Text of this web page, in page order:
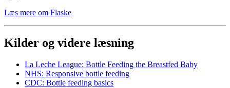
Læs mere om Flaske
Kilder og videre læsning
La Leche League: Bottle Feeding the Breastfed Baby
NHS: Responsive bottle feeding
CDC: Bottle feeding basics